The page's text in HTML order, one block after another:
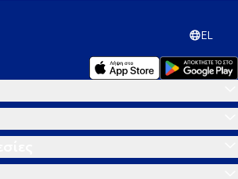
EL